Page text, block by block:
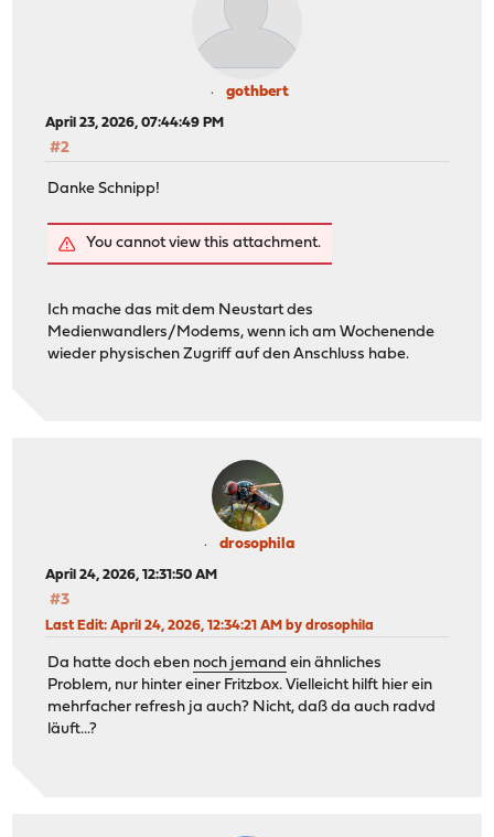
gothbert
April 23, 2026, 07:44:49 PM
#2
Danke Schnipp!
You cannot view this attachment.
Ich mache das mit dem Neustart des
Medienwandlers/Modems, wenn ich am Wochenende
wieder physischen Zugriff auf den Anschluss habe.
drosophila
April 24, 2026, 12:31:50 AM
#3
Last Edit: April 24, 2026, 12:34:21 AM by drosophila
Da hatte doch eben noch jemand ein ähnliches
Problem, nur hinter einer Fritzbox. Vielleicht hilft hier ein
mehrfacher refresh ja auch? Nicht, daß da auch radvd
läuft...?